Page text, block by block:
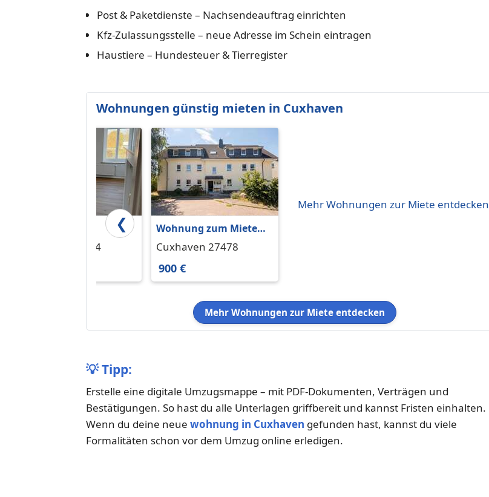
Post & Paketdienste – Nachsendeauftrag einrichten
Kfz-Zulassungsstelle – neue Adresse im Schein eintragen
Haustiere – Hundesteuer & Tierregister
Wohnungen günstig mieten in Cuxhaven
❮
Geestland 27624
Wohnung zum Mieten
in Cuxhaven 900 € 75
Cuxhaven 27478
900 €
Mehr Wohnungen zur Miete entdecken
Mehr Wohnungen zur Miete entdecken
💡Tipp:
Erstelle eine digitale Umzugsmappe – mit PDF-Dokumenten, Verträgen und
Bestätigungen. So hast du alle Unterlagen griffbereit und kannst Fristen einhalten.
Wenn du deine neue wohnung in Cuxhaven gefunden hast, kannst du viele
Formalitäten schon vor dem Umzug online erledigen.